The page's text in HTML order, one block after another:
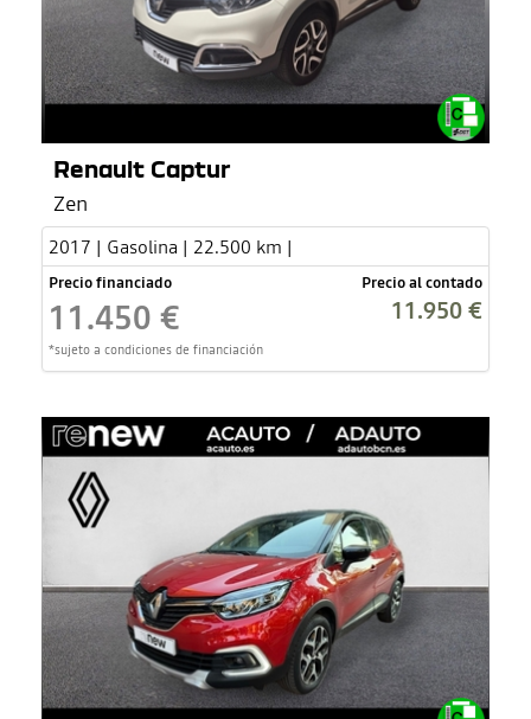
Renault Captur
Zen
2017 | Gasolina | 22.500 km |
Precio financiado
11.450 €
*sujeto a condiciones de financiación
Precio al contado
11.950 €